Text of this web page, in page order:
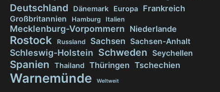
Deutschland Dänemark Europa Frankreich
Großbritannien Hamburg Italien
Mecklenburg-Vorpommern Niederlande
Rostock Russland Sachsen Sachsen-Anhalt
Schleswig-Holstein Schweden Seychellen
Spanien Thailand Thüringen Tschechien
Warnemünde Weltweit